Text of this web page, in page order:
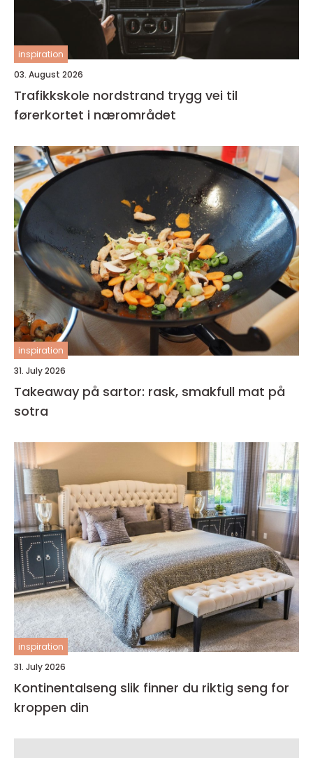
inspiration
03. August 2026
Trafikkskole nordstrand trygg vei til
førerkortet i nærområdet
inspiration
31. July 2026
Takeaway på sartor: rask, smakfull mat på
sotra
inspiration
31. July 2026
Kontinentalseng slik finner du riktig seng for
kroppen din